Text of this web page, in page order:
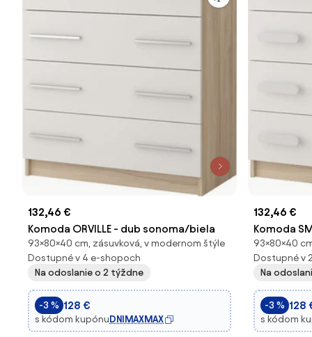
132,46 €
Komoda ORVILLE - dub sonoma/biela
93×80×40 cm, zásuvková, v modernom štýle
Dostupné v 4 e-shopoch
Na odoslanie o 2 týždne
-3 % 128 €
s kódom kupónu DNIMAXMAX
132,46 €
Komoda
(viac
93×80×40
Dostupné v
Na
-3 % 128
s kódom